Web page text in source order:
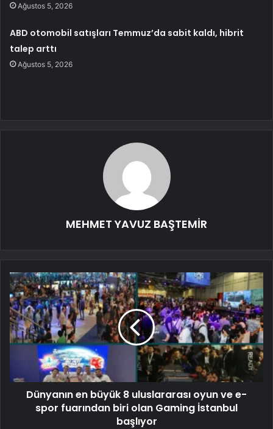
Ağustos 5, 2026
ABD otomobil satışları Temmuz’da sabit kaldı, hibrit
talep arttı
Ağustos 5, 2026
MEHMET YAVUZ BAŞTEMİR
Dünyanın en büyük 8 uluslararası oyun ve e-
spor fuarından biri olan Gaming İstanbul
başlıyor